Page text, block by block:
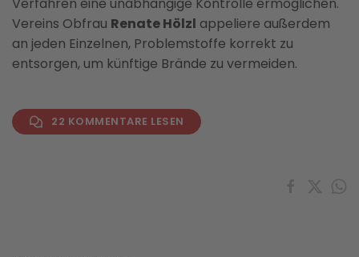
Vereins Obfrau Renate Hölzl appeliere außerdem
an jeden Einzelnen, Problemstoffe korrekt zu
entsorgen, um künftige Brände zu vermeiden.
22 KOMMENTARE LESEN